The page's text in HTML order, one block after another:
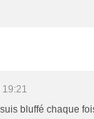
bluffé chaque